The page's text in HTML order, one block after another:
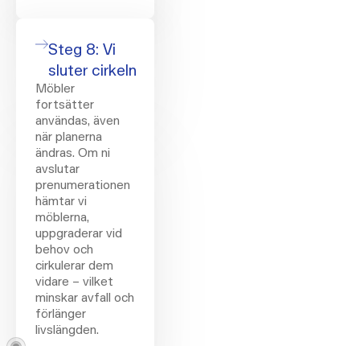
Steg 8: Vi
sluter cirkeln
Möbler
fortsätter
användas, även
när planerna
ändras. Om ni
avslutar
prenumerationen
hämtar vi
möblerna,
uppgraderar vid
behov och
cirkulerar dem
vidare – vilket
minskar avfall och
förlänger
livslängden.